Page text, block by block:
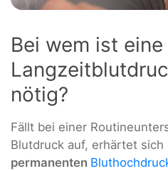
Bei wem ist eine
nötig?
Fällt bei einer
Blutdruck auf, erhärtet sich
permanenten